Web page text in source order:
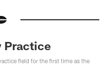
Practice
field for the first time as the